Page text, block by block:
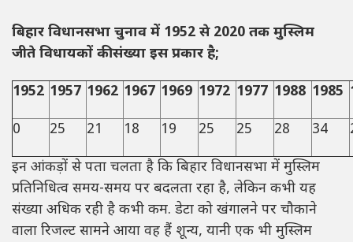
बिहार विधानसभा चुनाव में 1952 से 2020 तक मुस्लिम
जीते विधायकों की संख्या इस प्रकार है;
1952 1957 1962 1967 1969 1972 1977 1988 1985
0 25 21 18 19 25 25 28 34
इन आंकड़ों से पता चलता है कि बिहार विधानसभा में मुस्लिम
प्रतिनिधित्व समय-समय पर बदलता रहा है, लेकिन कभी यह
संख्या अधिक रही है कभी कम. डेटा को खंगालने पर चौकाने
वाला रिजल्ट सामने आया वह हैं शून्य, यानी एक भी मुस्लिम